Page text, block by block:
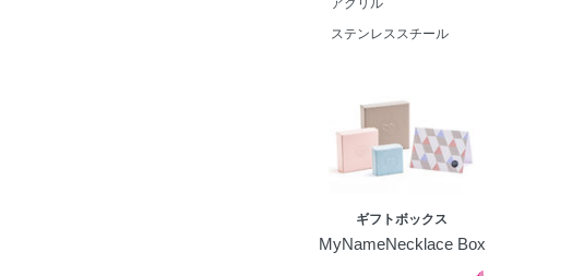
アクリル
ステンレススチール
ギフトボックス
MyNameNecklace Box